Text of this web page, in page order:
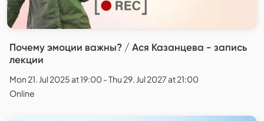
Почему эмоции важны? / Ася Казанцева - запись
лекции
Mon 21. Jul 2025 at 19:00 - Thu 29. Jul 2027 at 21:00
Online